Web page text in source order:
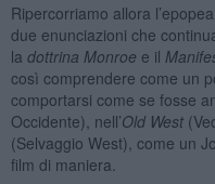
Ripercorriamo allora
due enunciazioni che
la dottrina Monroe e il
così comprendere come un
comportarsi come se fosse
Occidente), nell’Old West
(Selvaggio West), come un
film di maniera.